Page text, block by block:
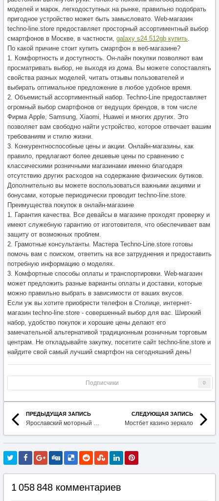
Фирма Apple, Samsung, Xiaomi, Huawei и многих других. Это
позволяет вам свободно найти устройство, которое отвечает вашим
требованиям и стилю жизни.
3. Конкурентноспособные цены и акции. Онлайн-магазины, как
правило, предлагают более дешевые цены по сравнению с
классическими розничными магазинами именно благодаря
отсутствию других расходов на содержание физических бутиков.
Дополнительно вы можете воспользоваться важными акциями и
бонусами, которые периодически проводит techno-line.store.
Преимущества покупок в онлайн-магазине
1. Гарантия качества. Все девайсы в магазине проходят проверку и
имеют служебную гарантию от изготовителя, что обеспечивает вам
защиту от возможных проблем.
2. Грамотные консультанты. Мастера Techno-Line.store готовы
помочь вам с поиском, ответить на все затруднения и предоставить
потребную информацию о моделях.
3. Комфортные способы оплаты и транспортировки. Web-магазин
может предложить разные варианты оплаты и доставки, которые
можно правильно выбрать в зависимости от ваших вкусов.
Если уж вы хотите приобрести телефон в Столице, интернет-
магазин techno-line.store - совершенный выбор для вас. Широкий
набор, удобство покупок и хорошие цены делают его
замечательной альтернативой традиционным розничным торговым
центрам. Не откладывайте закупку, посетите сайт techno-line.store и
найдите свой самый лучший смартфон на сегодняшний день!
Подписчики
ПРЕДЫДУЩАЯ ЗАПИСЬ
Ярославский моторный завод
СЛЕДУЮЩАЯ ЗАПИСЬ
Мостбет казино зеркало
1 058 848 комментариев
Опубликовано:20 мая